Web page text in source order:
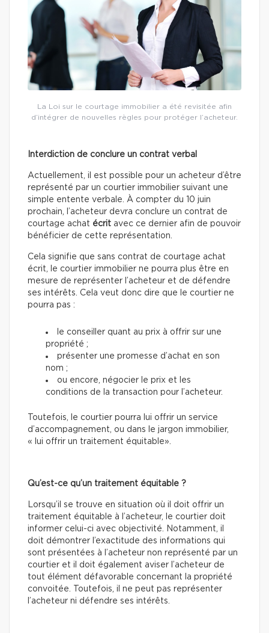
La Loi sur le courtage immobilier a été revisitée afin
d’intégrer de nouvelles règles pour protéger l’acheteur.
Interdiction de conclure un contrat verbal
Actuellement, il est possible pour un acheteur d’être
représenté par un courtier immobilier suivant une
simple entente verbale. À compter du 10 juin
prochain, l’acheteur devra conclure un contrat de
courtage achat écrit avec ce dernier afin de pouvoir
bénéficier de cette représentation.
Cela signifie que sans contrat de courtage achat
écrit, le courtier immobilier ne pourra plus être en
mesure de représenter l’acheteur et de défendre
ses intérêts. Cela veut donc dire que le courtier ne
pourra pas :
le conseiller quant au prix à offrir sur une
propriété ;
présenter une promesse d’achat en son
nom ;
ou encore, négocier le prix et les
conditions de la transaction pour l’acheteur.
Toutefois, le courtier pourra lui offrir un service
d’accompagnement, ou dans le jargon immobilier,
« lui offrir un traitement équitable».
Qu’est-ce qu’un traitement équitable ?
Lorsqu’il se trouve en situation où il doit offrir un
traitement équitable à l’acheteur, le courtier doit
informer celui-ci avec objectivité. Notamment, il
doit démontrer l’exactitude des informations qui
sont présentées à l’acheteur non représenté par un
courtier et il doit également aviser l’acheteur de
tout élément défavorable concernant la propriété
convoitée. Toutefois, il ne peut pas représenter
l’acheteur ni défendre ses intérêts.